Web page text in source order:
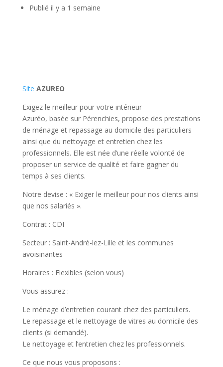
Publié il y a 1 semaine
Site AZUREO
Exigez le meilleur pour votre intérieur
Azuréo, basée sur Pérenchies, propose des prestations
de ménage et repassage au domicile des particuliers
ainsi que du nettoyage et entretien chez les
professionnels. Elle est née d’une réelle volonté de
proposer un service de qualité et faire gagner du
temps à ses clients.
Notre devise : « Exiger le meilleur pour nos clients ainsi
que nos salariés ».
Contrat : CDI
Secteur : Saint-André-lez-Lille et les communes
avoisinantes
Horaires : Flexibles (selon vous)
Vous assurez :
Le ménage d’entretien courant chez des particuliers.
Le repassage et le nettoyage de vitres au domicile des
clients (si demandé).
Le nettoyage et l’entretien chez les professionnels.
Ce que nous vous proposons :